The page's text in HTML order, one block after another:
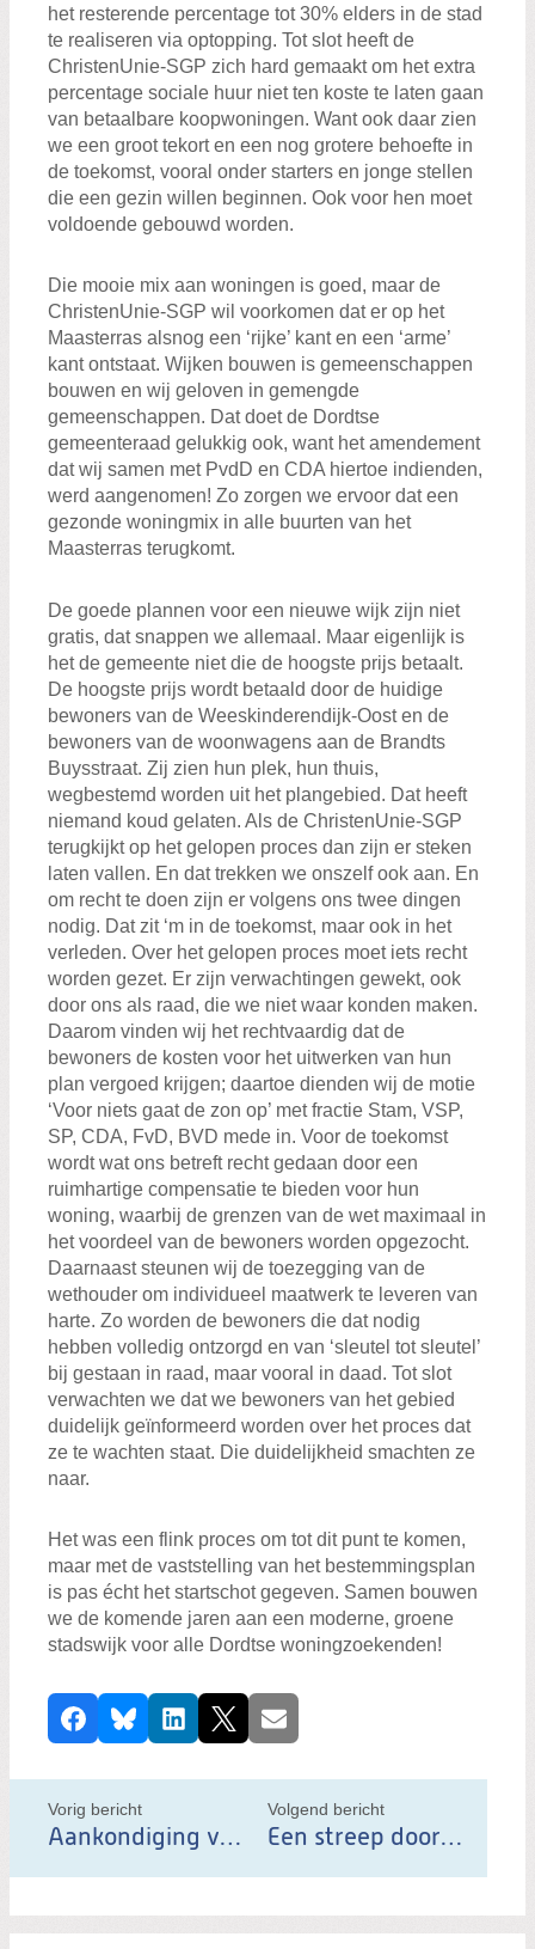
het resterende percentage tot 30% elders in de stad
te realiseren via optopping. Tot slot heeft de
ChristenUnie-SGP zich hard gemaakt om het extra
percentage sociale huur niet ten koste te laten gaan
van betaalbare koopwoningen. Want ook daar zien
we een groot tekort en een nog grotere behoefte in
de toekomst, vooral onder starters en jonge stellen
die een gezin willen beginnen. Ook voor hen moet
voldoende gebouwd worden.
Die mooie mix aan woningen is goed, maar de
ChristenUnie-SGP wil voorkomen dat er op het
Maasterras alsnog een ‘rijke’ kant en een ‘arme’
kant ontstaat. Wijken bouwen is gemeenschappen
bouwen en wij geloven in gemengde
gemeenschappen. Dat doet de Dordtse
gemeenteraad gelukkig ook, want het amendement
dat wij samen met PvdD en CDA hiertoe indienden,
werd aangenomen! Zo zorgen we ervoor dat een
gezonde woningmix in alle buurten van het
Maasterras terugkomt.
De goede plannen voor een nieuwe wijk zijn niet
gratis, dat snappen we allemaal. Maar eigenlijk is
het de gemeente niet die de hoogste prijs betaalt.
De hoogste prijs wordt betaald door de huidige
bewoners van de Weeskinderendijk-Oost en de
bewoners van de woonwagens aan de Brandts
Buysstraat. Zij zien hun plek, hun thuis,
wegbestemd worden uit het plangebied. Dat heeft
niemand koud gelaten. Als de ChristenUnie-SGP
terugkijkt op het gelopen proces dan zijn er steken
laten vallen. En dat trekken we onszelf ook aan. En
om recht te doen zijn er volgens ons twee dingen
nodig. Dat zit ‘m in de toekomst, maar ook in het
verleden. Over het gelopen proces moet iets recht
worden gezet. Er zijn verwachtingen gewekt, ook
door ons als raad, die we niet waar konden maken.
Daarom vinden wij het rechtvaardig dat de
bewoners de kosten voor het uitwerken van hun
plan vergoed krijgen; daartoe dienden wij de motie
‘Voor niets gaat de zon op’ met fractie Stam, VSP,
SP, CDA, FvD, BVD mede in. Voor de toekomst
wordt wat ons betreft recht gedaan door een
ruimhartige compensatie te bieden voor hun
woning, waarbij de grenzen van de wet maximaal in
het voordeel van de bewoners worden opgezocht.
Daarnaast steunen wij de toezegging van de
wethouder om individueel maatwerk te leveren van
harte. Zo worden de bewoners die dat nodig
hebben volledig ontzorgd en van ‘sleutel tot sleutel’
bij gestaan in raad, maar vooral in daad. Tot slot
verwachten we dat we bewoners van het gebied
duidelijk geïnformeerd worden over het proces dat
ze te wachten staat. Die duidelijkheid smachten ze
naar.
Het was een flink proces om tot dit punt te komen,
maar met de vaststelling van het bestemmingsplan
is pas écht het startschot gegeven. Samen bouwen
we de komende jaren aan een moderne, groene
stadswijk voor alle Dordtse woningzoekenden!
D
e
e
l
d
b
FacebookBlueskyLinkedIn
X E-mail
Vorig bericht
Aankondiging van een afscheid - en van een nieuwe lijsttrekker voor ChristenUnie-SGP
Volgend bericht
Een streep door dakloosheid in onze stad